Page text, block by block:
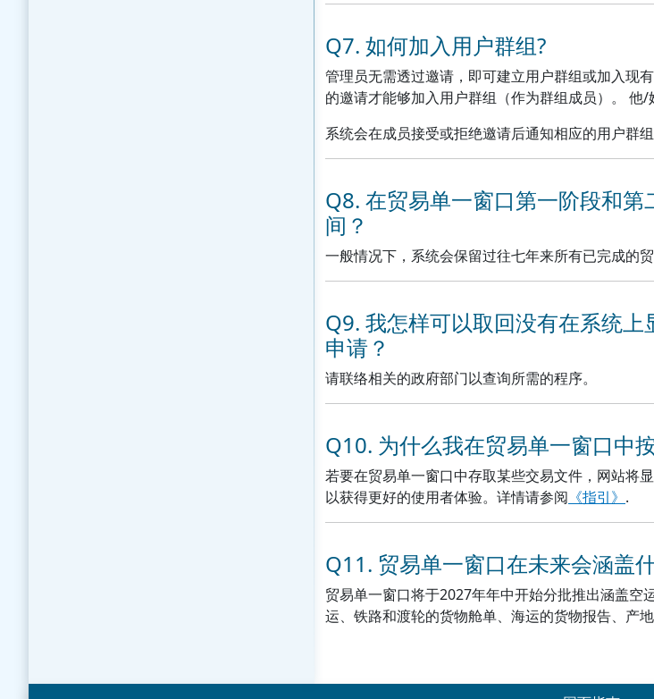
Q7. 如何加入用户群组?
管理员无需透过邀请，即可建立用户群组或加入现
的邀请才能够加入用户群组（作为群组成员）。 他/
系统会在成员接受或拒绝邀请后通知相应的用户群组
Q8. 在贸易单一窗口第一阶段和
间？
一般情况下，系统会保留过往七年来所有已完成的
Q9. 我怎样可以取回没有在系统
申请？
请联络相关的政府部门以查询所需的程序。
Q10. 为什么我在贸易单一窗口中
若要在贸易单一窗口中存取某些交易文件，网站将
以获得更好的使用者体验。详情请参阅 《指引》 .
Q11. 贸易单一窗口在未来会涵盖
贸易单一窗口将于2027年年中开始分批推出涵盖
运、铁路和渡轮的货物舱单、海运的货物报告、产